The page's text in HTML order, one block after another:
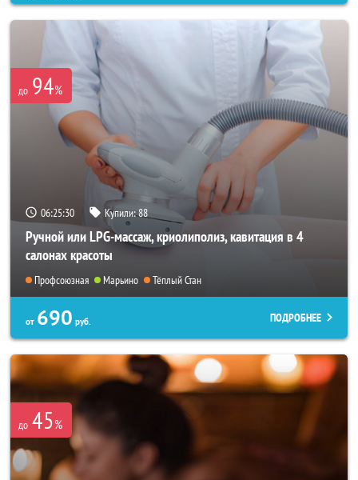
до 94%
06:25:26 Купили:88
Ручной или LPG-массаж, криолиполиз, кавитация в 4
салонах красоты
Профсоюзная Марьино Тёплый Стан
от 690 руб. ПОДРОБНЕЕ
до 45%